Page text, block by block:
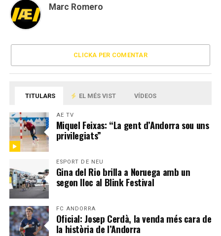
Marc Romero
CLICKA PER COMENTAR
TITULARS EL MÉS VIST VÍDEOS
AE TV
Miquel Feixas: “La gent d’Andorra sou uns
privilegiats”
ESPORT DE NEU
Gina del Rio brilla a Noruega amb un
segon lloc al Blink Festival
FC ANDORRA
Oficial: Josep Cerdà, la venda més cara de
la història de l’Andorra